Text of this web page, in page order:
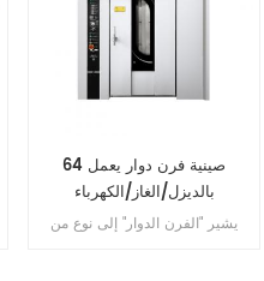
يتلقى نفس المعاملة أثناء عملية
64 صينية فرن دوار يعمل
بالديزل/الغاز/الكهرباء
يشير "الفرن الدوار" إلى نوع من